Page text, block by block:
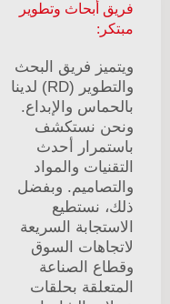
فريق أبحاث وتطوير
مبتكر:
ويتميز فريق البحث
والتطوير (RD) لدينا
بالحماس والإبداع.
ونحن نستكشف
باستمرار أحدث
التقنيات والمواد
والتصاميم. وبفضل
ذلك، نستطيع
الاستجابة السريعة
لاتجاهات السوق
وقطاع الصناعة
المتعلقة بحلقات